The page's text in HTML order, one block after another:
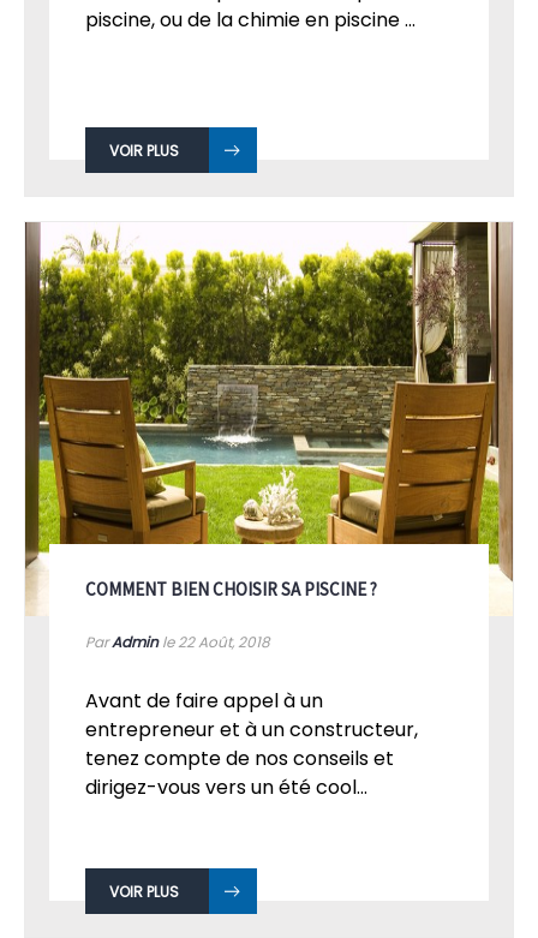
piscine, ou de la chimie en piscine ...
VOIR PLUS
COMMENT BIEN CHOISIR SA PISCINE ?
ParAdminle 22Août, 2018
Avant de faire appel à un
entrepreneur et à un constructeur,
tenez compte de nos conseils et
dirigez-vous vers un été cool...
VOIR PLUS